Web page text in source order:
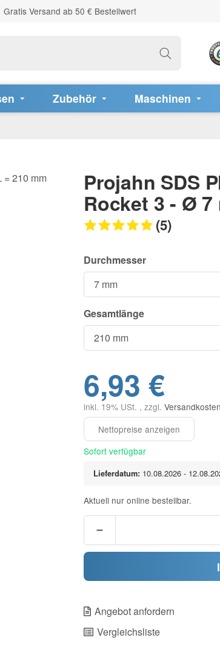
Gratis Versand ab 50 € Bestellwert
Zubehör Maschinen
Projahn SDS
Rocket 3 - Ø 7
(5)
Durchmesser
Gesamtlänge
6,93 €
inkl. 19% USt. , zzgl.
Sofort verfügbar
Lieferdatum: 10.08.2026 -
Aktuell nur online bestellbar.
Angebot anfordern
Vergleichsliste